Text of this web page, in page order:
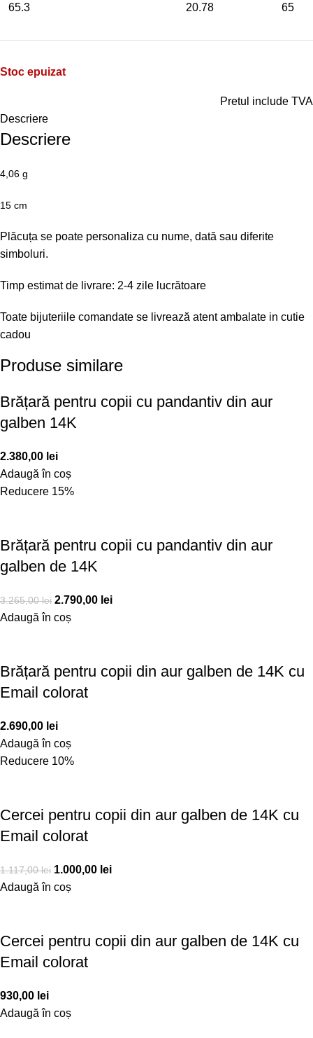
65.3 20.78 65
Stoc epuizat
Pretul include TVA
Descriere
Descriere
4,06 g
15 cm
Plăcuța se poate personaliza cu nume, dată sau diferite
simboluri.
Timp estimat de livrare: 2-4 zile lucrătoare
Toate bijuteriile comandate se livrează atent ambalate in cutie
cadou
Produse similare
Brățară pentru copii cu pandantiv din aur
galben 14K
2.380,00 lei
Adaugă în coș
Reducere 15%
Brățară pentru copii cu pandantiv din aur
galben de 14K
3.265,00lei 2.790,00 lei
Adaugă în coș
Brățară pentru copii din aur galben de 14K cu
Email colorat
2.690,00 lei
Adaugă în coș
Reducere 10%
Cercei pentru copii din aur galben de 14K cu
Email colorat
1.117,00lei 1.000,00 lei
Adaugă în coș
Cercei pentru copii din aur galben de 14K cu
Email colorat
930,00 lei
Adaugă în coș